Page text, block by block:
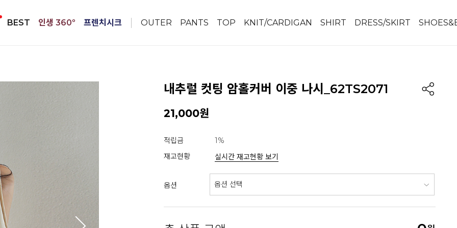
BEST 인생 360º 프렌치시크 OUTER PANTS TOP KNIT/CARDIGAN SHIRT DRESS/SKIRT
내추럴 컷팅 암홀커버 이중 나시_62TS2071
21,000원
적립금
1%
재고현황
실시간 재고현황 보기
옵션